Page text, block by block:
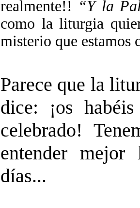
realmente!! “Y la
como la liturgia
misterio que estamos
Parece que la
dice: ¡os
celebrado!
entender
días...